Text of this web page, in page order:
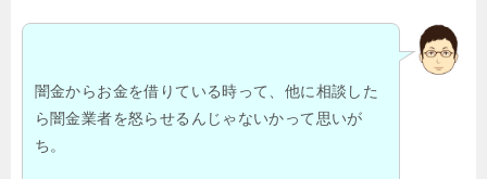
闇金からお金を借りている時って、他に相談した
ら闇金業者を怒らせるんじゃないかって思いが
ち。